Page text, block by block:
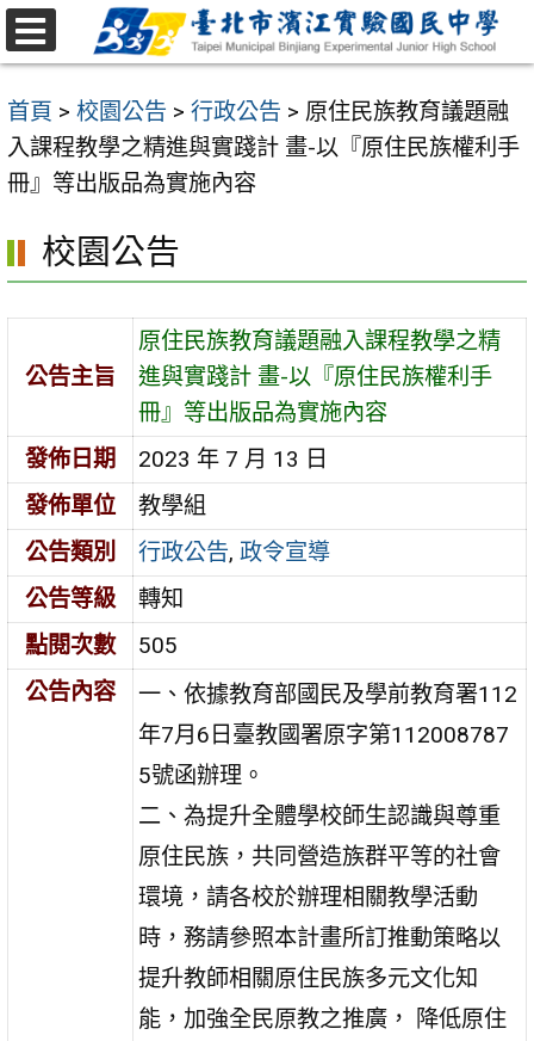
跳
至
要
內
容
首頁 > 校園公告 > 行政公告 > 原住民族教育議題融
入課程教學之精進與實踐計 畫-以『原住民族權利手
冊』等出版品為實施內容
校園公告
公告主旨
原住民族教育議題融入課程教學之精
進與實踐計 畫-以『原住民族權利手
冊』等出版品為實施內容
發佈日期
2023 年 7 月 13 日
發佈單位
教學組
公告類別
行政公告,政令宣導
公告等級
轉知
點閱次數
505
公告內容
一、依據教育部國民及學前教育署112
年7月6日臺教國署原字第112008787
5號函辦理。
二、為提升全體學校師生認識與尊重
原住民族，共同營造族群平等的社會
環境，請各校於辦理相關教學活動
時，務請參照本計畫所訂推動策略以
提升教師相關原住民族多元文化知
能，加強全民原教之推廣， 降低原住
選
單